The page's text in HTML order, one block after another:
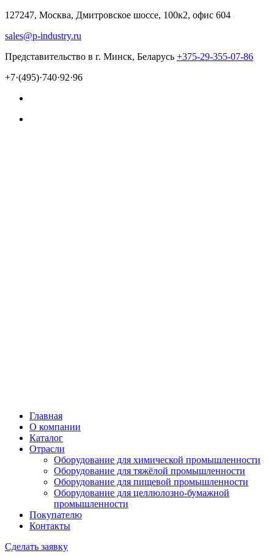
127247, Москва, Дмитровское шоссе, 100к2, офис 604
sales@p-industry.ru
Представительство в г. Минск, Беларусь +375-29-355-07-86
+7·(495)·740·92·96
Главная
О компании
Каталог
Отрасли
Оборудование для химической промышленности
Оборудование для тяжёлой промышленности
Оборудование для пищевой промышленности
Оборудование для целлюлозно-бумажной
промышленности
Покупателю
Контакты
Сделать заявку